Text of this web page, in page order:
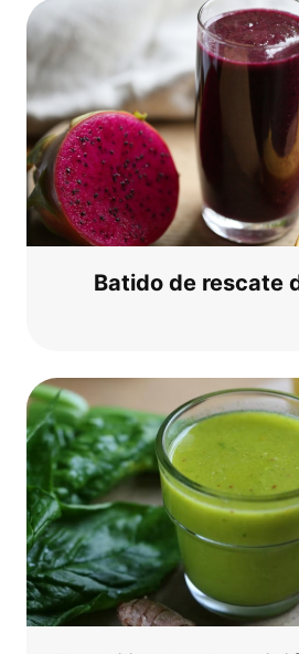
Bati­do de res­ca­te